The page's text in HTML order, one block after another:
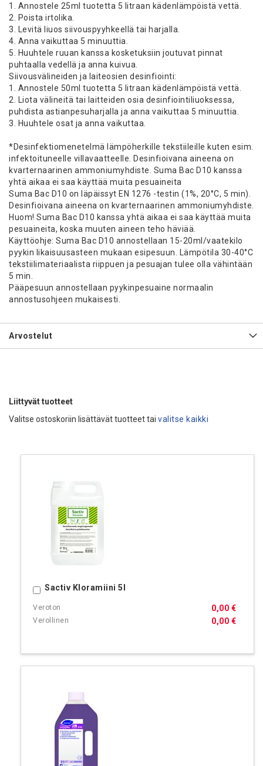
1. Annostele 25ml tuotetta 5 litraan kädenlämpöistä vettä.
2. Poista irtolika.
3. Levitä liuos siivouspyyhkeellä tai harjalla.
4. Anna vaikuttaa 5 minuuttia.
5. Huuhtele ruuan kanssa kosketuksiin joutuvat pinnat
puhtaalla vedellä ja anna kuivua.
Siivousvälineiden ja laiteosien desinfiointi:
1. Annostele 50ml tuotetta 5 litraan kädenlämpöistä vettä.
2. Liota välineitä tai laitteiden osia desinfiointiliuoksessa,
puhdista astianpesuharjalla ja anna vaikuttaa 5 minuuttia.
3. Huuhtele osat ja anna vaikuttaa.
*Desinfektiomenetelmä lämpöherkille tekstiileille kuten esim.
infektoituneelle villavaatteelle. Desinfioivana aineena on
kvarternaarinen ammoniumyhdiste. Suma Bac D10 kanssa
yhtä aikaa ei saa käyttää muita pesuaineita
Suma Bac D10 on läpäissyt EN 1276 -testin (1%, 20°C, 5 min).
Desinfioivana aineena on kvarternaarinen ammoniumyhdiste.
Huom! Suma Bac D10 kanssa yhtä aikaa ei saa käyttää muita
pesuaineita, koska muuten aineen teho häviää.
Käyttöohje: Suma Bac D10 annostellaan 15-20ml/vaatekilo
pyykin likaisuusasteen mukaan esipesuun. Lämpötila 30-40°C
tekstiilimateriaalista riippuen ja pesuajan tulee olla vähintään
5 min.
Pääpesuun annostellaan pyykinpesuaine normaalin
annostusohjeen mukaisesti.
Arvostelut
Liittyvät tuotteet
Valitse ostoskoriin lisättävät tuotteet tai valitse kaikki
Sactiv Kloramiini 5l
0,00 €
0,00 €
Ostoskoriin